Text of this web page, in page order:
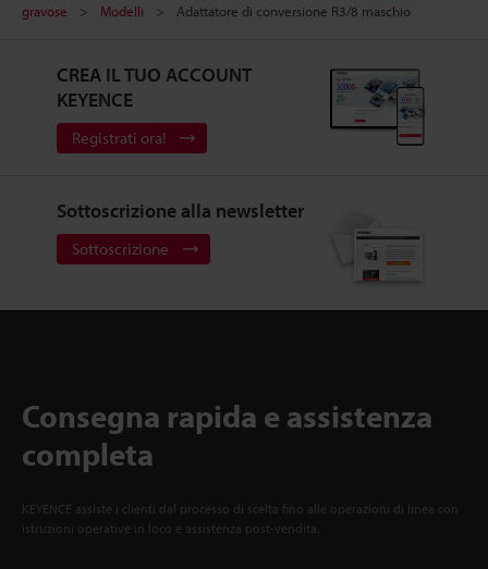
gravose
Modelli Adattatore di conversione R3/8 maschio
CREA IL TUO ACCOUNT
KEYENCE
Registrati ora!
Sottoscrizione alla newsletter
Sottoscrizione
Consegna rapida e assistenza
completa
KEYENCE assiste i clienti dal processo di scelta fino alle operazioni di linea con
istruzioni operative in loco e assistenza post-vendita.